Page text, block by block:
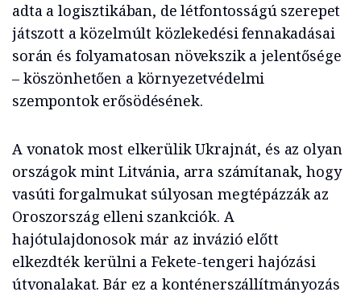
adta a logisztikában, de létfontosságú szerepet
játszott a közelmúlt közlekedési fennakadásai
során és folyamatosan növekszik a jelentősége
– köszönhetően a környezetvédelmi
szempontok erősödésének.
A vonatok most elkerülik Ukrajnát, és az olyan
országok mint Litvánia, arra számítanak, hogy
vasúti forgalmukat súlyosan megtépázzák az
Oroszország elleni szankciók. A
hajótulajdonosok már az invázió előtt
elkezdték kerülni a Fekete-tengeri hajózási
útvonalakat. Bár ez a konténerszállítmányozás